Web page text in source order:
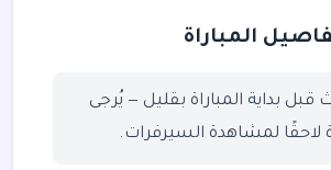
المباراة
قبل بداية المباراة بقليل — يُرجى
لاحقًا لمشاهدة السيرفرات.